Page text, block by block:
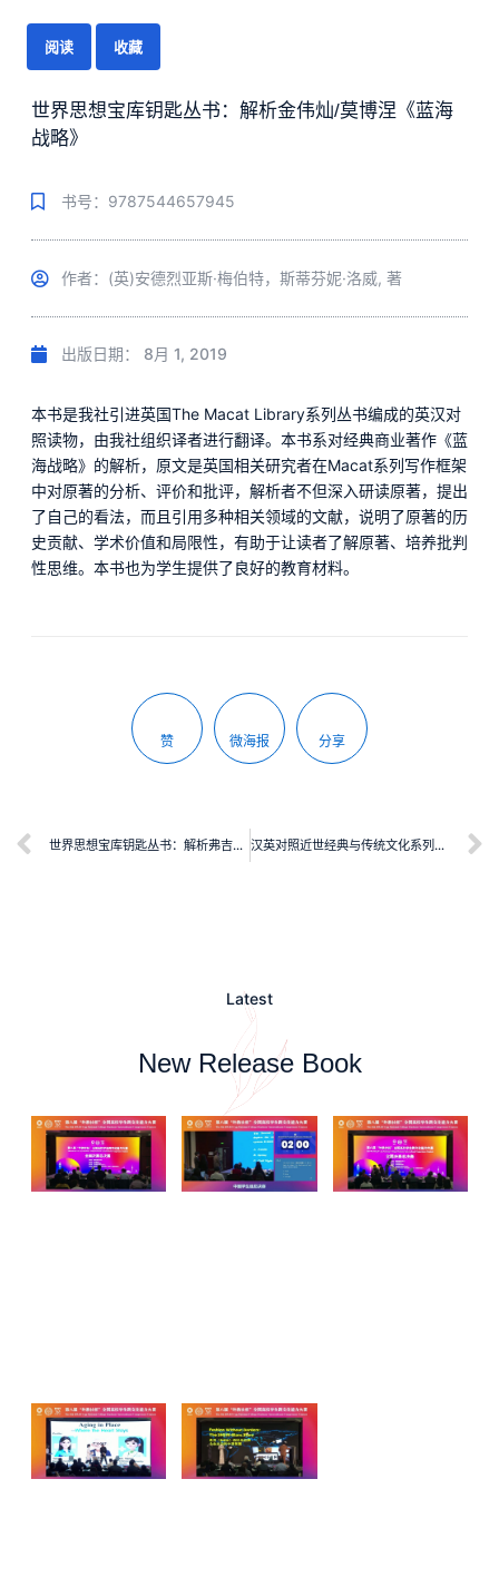
阅读 收藏
世界思想宝库钥匙丛书：解析金伟灿/莫博涅《蓝海
战略》
书号：9787544657945
作者：(英)安德烈亚斯·梅伯特，斯蒂芬妮·洛威, 著
出版日期： 8月 1, 2019
本书是我社引进英国The Macat Library系列丛书编成的英汉对
照读物，由我社组织译者进行翻译。本书系对经典商业著作《蓝
海战略》的解析，原文是英国相关研究者在Macat系列写作框架
中对原著的分析、评价和批评，解析者不但深入研读原著，提出
了自己的看法，而且引用多种相关领域的文献，说明了原著的历
史贡献、学术价值和局限性，有助于让读者了解原著、培养批判
性思维。本书也为学生提供了良好的教育材料。
赞 微海报 分享
世界思想宝库钥匙丛书：解析弗吉尼亚·伍尔芙《一间自己的房间》 汉英对照近世经典与传统文化系列：汉语佛藏及其文化关怀
Latest
New Release Book